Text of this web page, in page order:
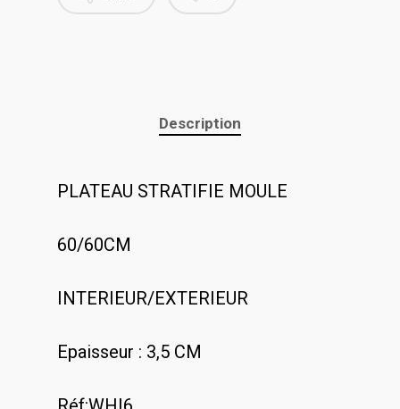
Description
PLATEAU STRATIFIE MOULE
60/60CM
INTERIEUR/EXTERIEUR
Epaisseur : 3,5 CM